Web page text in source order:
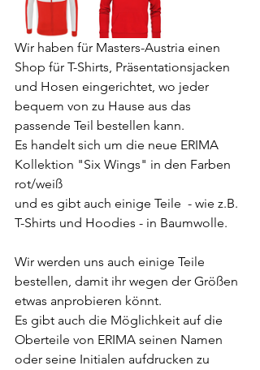
Wir haben für Masters-Austria einen
Shop für T-Shirts, Präsentationsjacken
und Hosen eingerichtet, wo jeder
bequem von zu Hause aus das
passende Teil bestellen kann.
Es handelt sich um die neue ERIMA
Kollektion "Six Wings" in den Farben
rot/weiß
und es gibt auch einige Teile  - wie z.B.
T-Shirts und Hoodies - in Baumwolle.
Wir werden uns auch einige Teile
bestellen, damit ihr wegen der Größen
etwas anprobieren könnt.
Es gibt auch die Möglichkeit auf die
Oberteile von ERIMA seinen Namen
oder seine Initialen aufdrucken zu